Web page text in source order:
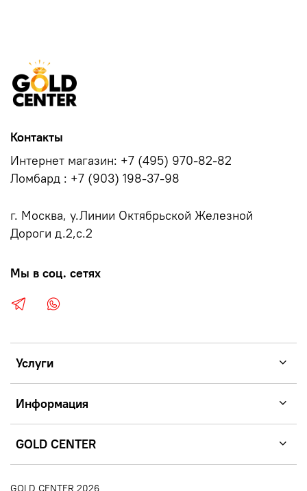
Услуги
Информация
GOLD CENTER
Контакты
Интернет магазин: +7 (495) 970-82-82
Ломбард : +7 (903) 198-37-98
г. Москва, у.Линии Октябрьской Железной
Дороги д.2,с.2
Мы в соц. сетях
GOLD CENTER 2026